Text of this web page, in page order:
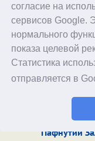
согласие на
сервисов Google.
нормального
показа целевой
Статистика
отправляется в
Дык они
стоят.
Это в
оружием, в
Ну и
Конкретно
Пафнутий